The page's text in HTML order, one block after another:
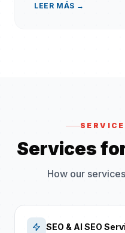
LEER MÁS →
Services
How our
SEO & AI SEO